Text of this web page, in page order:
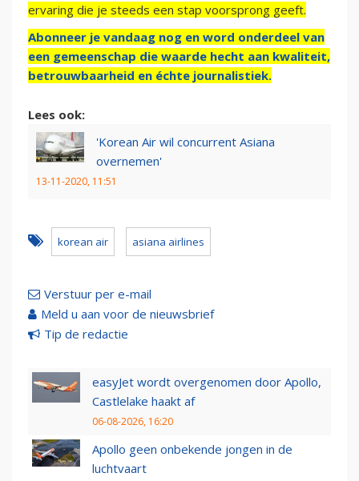
ervaring die je steeds een stap voorsprong geeft.
Abonneer je vandaag nog en word onderdeel van
een gemeenschap die waarde hecht aan kwaliteit,
betrouwbaarheid en échte journalistiek.
Lees ook:
'Korean Air wil concurrent Asiana
overnemen'
13-11-2020, 11:51
korean air asiana airlines
Verstuur per e-mail
Meld u aan voor de nieuwsbrief
Tip de redactie
easyJet wordt overgenomen door Apollo,
Castlelake haakt af
06-08-2026, 16:20
Apollo geen onbekende jongen in de
luchtvaart